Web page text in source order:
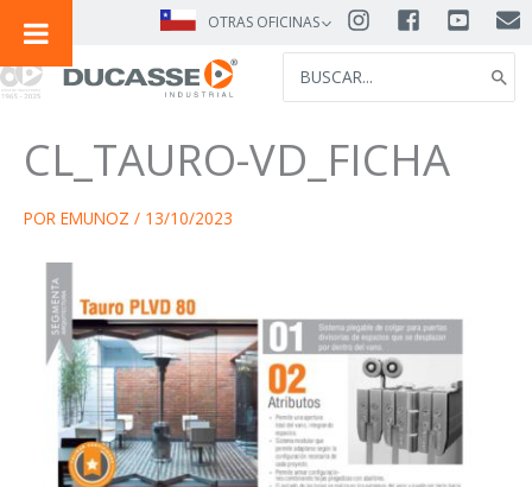
CONTENIDO
OTRAS OFICINAS
FOR:
CL_TAURO-VD_FICHA
POR EMUNOZ / 13/10/2023